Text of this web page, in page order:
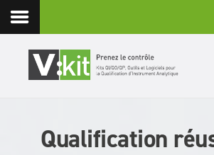
Contact
Mot de passe
Qualification